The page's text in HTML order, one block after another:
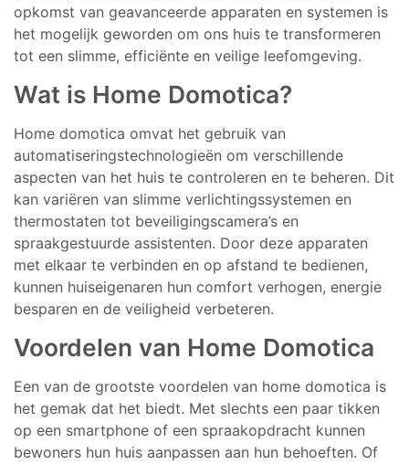
opkomst van geavanceerde apparaten en systemen is
het mogelijk geworden om ons huis te transformeren
tot een slimme, efficiënte en veilige leefomgeving.
Wat is Home Domotica?
Home domotica omvat het gebruik van
automatiseringstechnologieën om verschillende
aspecten van het huis te controleren en te beheren. Dit
kan variëren van slimme verlichtingssystemen en
thermostaten tot beveiligingscamera’s en
spraakgestuurde assistenten. Door deze apparaten
met elkaar te verbinden en op afstand te bedienen,
kunnen huiseigenaren hun comfort verhogen, energie
besparen en de veiligheid verbeteren.
Voordelen van Home Domotica
Een van de grootste voordelen van home domotica is
het gemak dat het biedt. Met slechts een paar tikken
op een smartphone of een spraakopdracht kunnen
bewoners hun huis aanpassen aan hun behoeften. Of